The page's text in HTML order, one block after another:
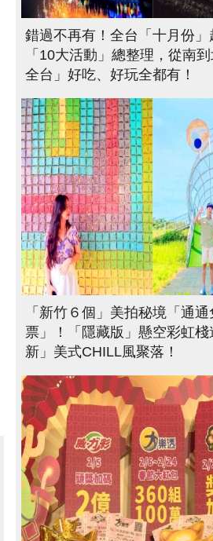
錯過不再有！全台「十月份」
「10大活動」總整理，從南
全台」好吃、好玩全都有！
「新竹６個」美拍秘境「通通
票」！「隱藏版」懸空彩虹棧
新」美式CHILL風聚落！